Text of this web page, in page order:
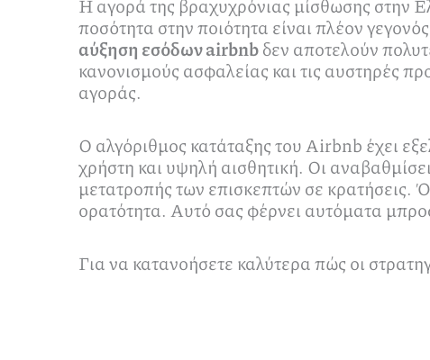
Η αγορά της βραχυχρόνιας μίσθωσης στην
ποσότητα στην ποιότητα είναι πλέον
αύξηση εσόδων airbnbδεν αποτελούν
κανονισμούς ασφαλείας και τις αυστηρές
αγοράς.
Ο αλγόριθμος κατάταξης του Airbnb έχει
χρήστη και υψηλή αισθητική. Οι
μετατροπής των επισκεπτών σε κρατήσεις.
ορατότητα. Αυτό σας φέρνει αυτόματα
Για να κατανοήσετε καλύτερα πώς οι